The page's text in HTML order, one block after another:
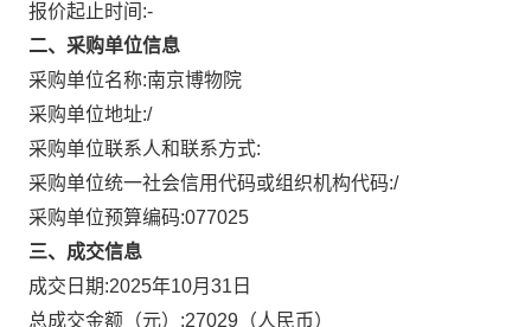
报价起止时间:-
二、采购单位信息
采购单位名称:南京博物院
采购单位地址:/
采购单位联系人和联系方式:
采购单位统一社会信用代码或组织机构代码:/
采购单位预算编码:077025
三、成交信息
成交日期:2025年10月31日
总成交金额（元）:27029 （人民币）